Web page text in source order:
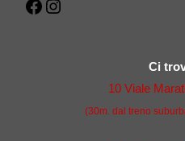
Facebook
Ci
10 Viale
(30m. dal treno